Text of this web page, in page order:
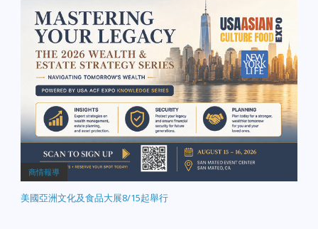
商情報導
美國亞洲文化及食品大展8/15起舉行